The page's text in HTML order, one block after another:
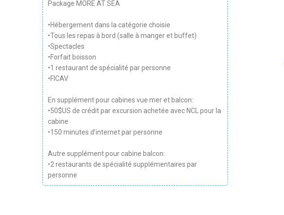
Package MORE AT SEA
•Hébergement dans la catégorie choisie
•Tous les repas à bord (salle à manger et buffet)
•Spectacles
•Forfait boisson
•1 restaurant de spécialité par personne
•FICAV
En supplément pour cabines vue mer et balcon:
•50$US de crédit par excursion achetée avec NCL pour la
cabine
•150 minutes d’internet par personne
Autre supplément pour cabine balcon:
•2 restaurants de spécialité supplémentaires par
personne